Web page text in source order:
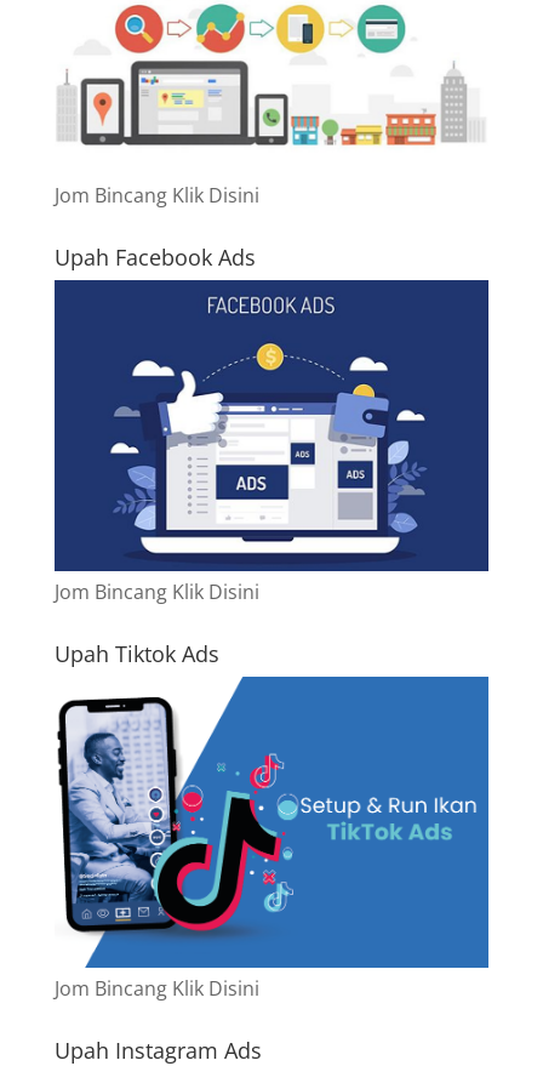
Jom Bincang Klik Disini
Upah Facebook Ads
Jom Bincang Klik Disini
Upah Tiktok Ads
Jom Bincang Klik Disini
Upah Instagram Ads